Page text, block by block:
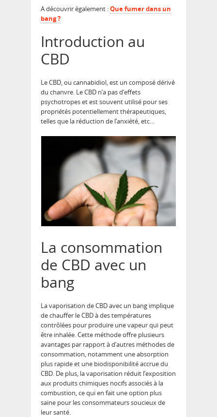
A découvrir également :Que fumer dans un
bang ?
Introduction au
CBD
Le CBD, ou cannabidiol, est un composé dérivé
du chanvre. Le CBD n’a pas d’effets
psychotropes et est souvent utilisé pour ses
propriétés potentiellement thérapeutiques,
telles que la réduction de l’anxiété, etc…
La consommation
de CBD avec un
bang
La vaporisation de CBD avec un bang implique
de chauffer le CBD à des températures
contrôlées pour produire une vapeur qui peut
être inhalée. Cette méthode offre plusieurs
avantages par rapport à d’autres méthodes de
consommation, notamment une absorption
plus rapide et une biodisponibilité accrue du
CBD. De plus, la vaporisation réduit l’exposition
aux produits chimiques nocifs associés à la
combustion, ce qui en fait une option plus
saine pour les consommateurs soucieux de
leur santé.